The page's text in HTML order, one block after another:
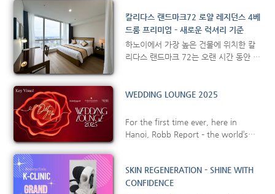
칼리다스 랜드마크72 로얄 레지던스 4베
드룸 프리미엄 – 새로운 럭셔리 기준
하노이에서 가장 높은 건물에 위치한 칼
리다스 랜드마크 72는 오랜 시간 동안 품
즈니스 전문가, 주재원 및 가족 여행객의
스가 새롭게 선보이는 4베드룸 프리미엄
은 세련된 디자인과 현대적인 인테리어,
엄은 최상의 편안함과 프라이버시를 고려
하여 […]
WEDDING LOUNGE 2025
For the first time ever, here in
Hanoi, Robb Report – the world’s
Lounge exhibition. This exclusive
space is created for those preparing
SKIN REGENERATION – SHINE WITH
CONFIDENCE